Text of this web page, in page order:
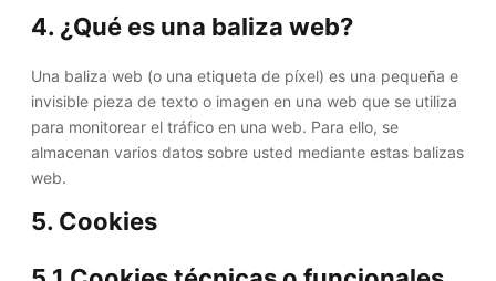
4. ¿Qué es una baliza web?
Una baliza web (o una etiqueta de píxel) es una pequeña e
invisible pieza de texto o imagen en una web que se utiliza
para monitorear el tráfico en una web. Para ello, se
almacenan varios datos sobre usted mediante estas balizas
web.
5. Cookies